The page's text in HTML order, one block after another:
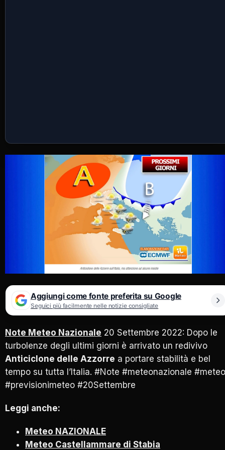
Aggiungi come fonte preferita su Google
Seguici più facilmente nelle notizie consigliate
Note Meteo Nazionale 20 Settembre 2022: Dopo le
turbolenze degli ultimi giorni è arrivato un redivivo
Anticiclone delle Azzorre a portare stabilità e bel
tempo su tutta l’Italia. #Note #meteonazionale #meteo
#previsionimeteo #20Settembre
Leggi anche:
Meteo NAZIONALE
Meteo Castellammare di Stabia